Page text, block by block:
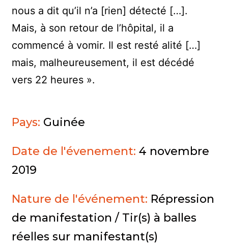
nous a dit qu’il n’a [rien] détecté […].
Mais, à son retour de l’hôpital, il a
commencé à vomir. Il est resté alité […]
mais, malheureusement, il est décédé
vers 22 heures ».
Pays: Guinée
Date de l'évenement:4 novembre
2019
Nature de l'événement: Répression
de manifestation / Tir(s) à balles
réelles sur manifestant(s)